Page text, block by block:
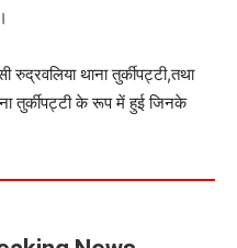
थाना तुर्कीपट्टी,तथा
तुर्कीपट्टी के रूप में हुई जिनके